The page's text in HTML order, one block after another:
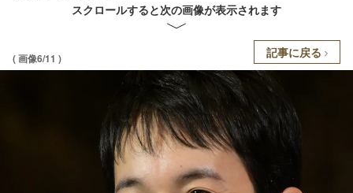
スクロールすると次の画像が表示されます
( 画像6/11 ) 記事に戻る